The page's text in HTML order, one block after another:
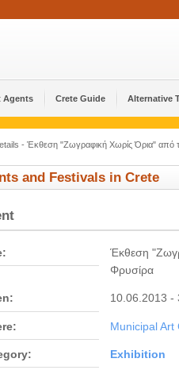
Agents Crete Guide Alternative
- Έκθεση "Ζωγραφική Χωρίς Όρια" από
and Festivals in Crete
Έκθεση
Φρυσίρα
10.06.2013 -
Municipal Art
Εxhibition